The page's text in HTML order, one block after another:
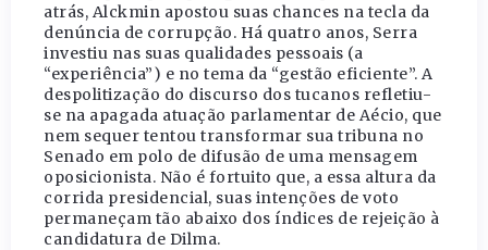
atrás, Alckmin apostou suas chances na tecla da
denúncia de corrupção. Há quatro anos, Serra
investiu nas suas qualidades pessoais (a
“experiência”) e no tema da “gestão eficiente”. A
despolitização do discurso dos tucanos refletiu-
se na apagada atuação parlamentar de Aécio, que
nem sequer tentou transformar sua tribuna no
Senado em polo de difusão de uma mensagem
oposicionista. Não é fortuito que, a essa altura da
corrida presidencial, suas intenções de voto
permaneçam tão abaixo dos índices de rejeição à
candidatura de Dilma.